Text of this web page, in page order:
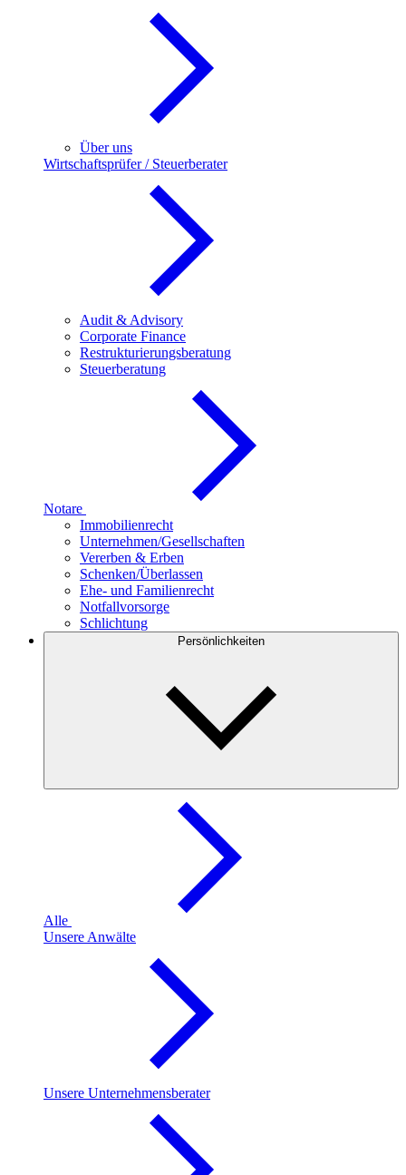
Über uns
Wirtschaftsprüfer / Steuerberater
Audit & Advisory
Corporate Finance
Restrukturierungsberatung
Steuerberatung
Notare
Immobilienrecht
Unternehmen/Gesellschaften
Vererben & Erben
Schenken/Überlassen
Ehe- und Familienrecht
Notfallvorsorge
Schlichtung
Persönlichkeiten
Alle
Unsere Anwälte
Unsere Unternehmensberater